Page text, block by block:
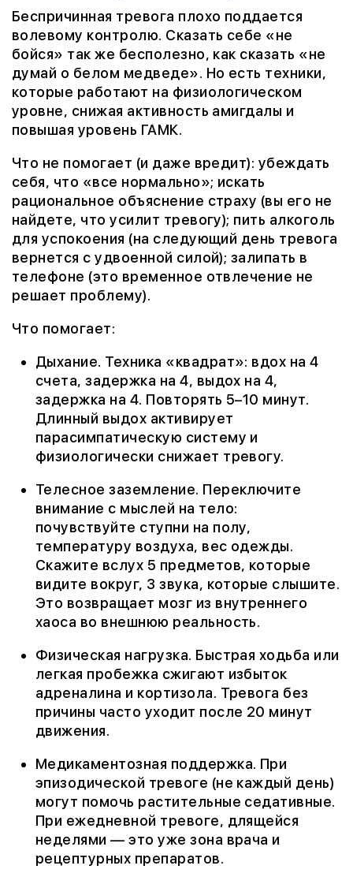
Беспричинная тревога плохо поддается
волевому контролю. Сказать себе «не
бойся» так же бесполезно, как сказать «не
думай о белом медведе». Но есть техники,
которые работают на физиологическом
уровне, снижая активность амигдалы и
повышая уровень ГАМК.
Что не помогает (и даже вредит): убеждать
себя, что «все нормально»; искать
рациональное объяснение страху (вы его не
найдете, что усилит тревогу); пить алкоголь
для успокоения (на следующий день тревога
вернется с удвоенной силой); залипать в
телефоне (это временное отвлечение не
решает проблему).
Что помогает:
Дыхание. Техника «квадрат»: вдох на 4
счета, задержка на 4, выдох на 4,
задержка на 4. Повторять 5–10 минут.
Длинный выдох активирует
парасимпатическую систему и
физиологически снижает тревогу.
Телесное заземление. Переключите
внимание с мыслей на тело:
почувствуйте ступни на полу,
температуру воздуха, вес одежды.
Скажите вслух 5 предметов, которые
видите вокруг, 3 звука, которые слышите.
Это возвращает мозг из внутреннего
хаоса во внешнюю реальность.
Физическая нагрузка. Быстрая ходьба или
легкая пробежка сжигают избыток
адреналина и кортизола. Тревога без
причины часто уходит после 20 минут
движения.
Медикаментозная поддержка. При
эпизодической тревоге (не каждый день)
могут помочь растительные седативные.
При ежедневной тревоге, длящейся
неделями — это уже зона врача и
рецептурных препаратов.